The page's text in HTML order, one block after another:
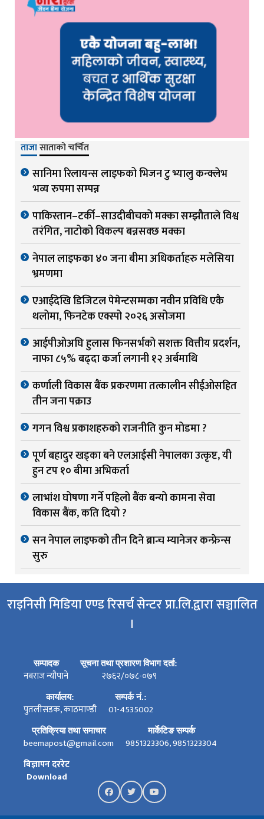
ताजासाताको चर्चित
सानिमा रिलायन्स लाइफको भिजन टु भ्यालु कन्क्लेभ
भव्य रुपमा सम्पन्न
पाकिस्तान–टर्की–साउदीबीचको मक्का सम्झौताले विश्व
तरंगित, नाटोको विकल्प बन्नसक्छ मक्का
नेपाल लाइफका ४० जना बीमा अधिकर्ताहरु मलेसिया
भ्रमणमा
एआईदेखि डिजिटल पेमेन्टसम्मका नवीन प्रविधि एकै
थलोमा, फिनटेक एक्स्पो २०२६ असोजमा
आईपीओअघि हुलास फिनसर्भको सशक्त वित्तीय प्रदर्शन,
नाफा ८५% बढ्दा कर्जा लगानी १२ अर्बमाथि
कर्णाली विकास बैंक प्रकरणमा तत्कालीन सीईओसहित
तीन जना पक्राउ
गगन विश्व प्रकाशहरुको राजनीति कुन मोडमा ?
पूर्ण बहादुर खड्का बने एलआईसी नेपालका उत्कृष्ट, यी
हुन टप १० बीमा अभिकर्ता
लाभांश घोषणा गर्ने पहिलो बैंक बन्यो कामना सेवा
विकास बैंक, कति दियो ?
सन नेपाल लाइफको तीन दिने ब्रान्च म्यानेजर कन्फ्रेन्स
सुरु
राइनिसी मिडिया एण्ड रिसर्च सेन्टर प्रा.लि.द्वारा सञ्चालित
।
सम्पादक
नबराज न्यौपाने
सूचना तथा प्रशारण विभाग दर्ता:
२७६२/०७८-०७९
कार्यालय:
पुतलीसडक, काठमाण्डौ
सम्पर्क नं.:
01-4535002
प्रतिक्रिया तथा समाचार
beemapost@gmail.com
मार्केटिङ सम्पर्क
9851323306, 9851323304
बिज्ञापन दररेट
Download